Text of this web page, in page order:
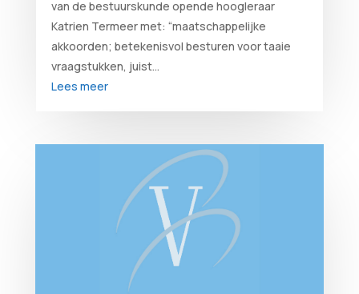
van de bestuurskunde opende hoogleraar
Katrien Termeer met: “maatschappelijke
akkoorden; betekenisvol besturen voor taaie
vraagstukken, juist...
Lees meer